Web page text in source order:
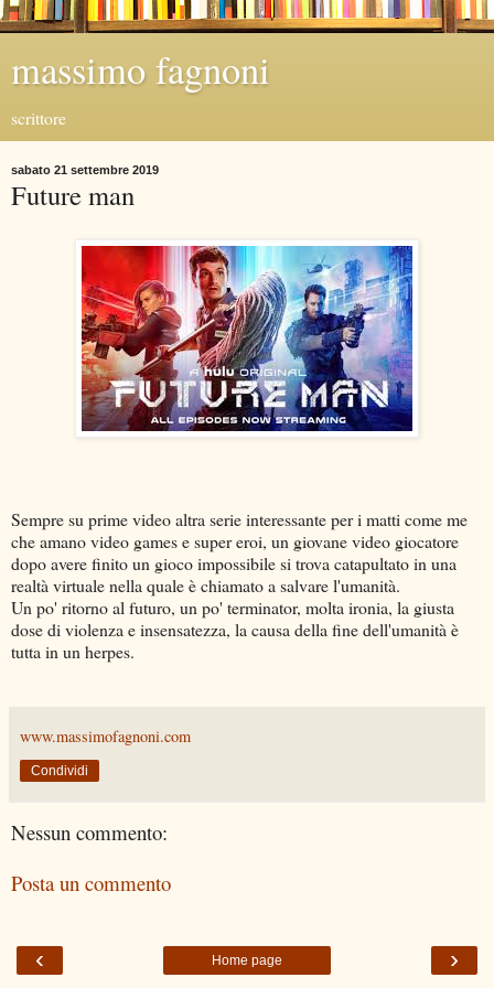
massimo fagnoni
scrittore
sabato 21 settembre 2019
Future man
Sempre su prime video altra serie interessante per i matti come me
che amano video games e super eroi, un giovane video giocatore
dopo avere finito un gioco impossibile si trova catapultato in una
realtà virtuale nella quale è chiamato a salvare l'umanità.
Un po' ritorno al futuro, un po' terminator, molta ironia, la giusta
dose di violenza e insensatezza, la causa della fine dell'umanità è
tutta in un herpes.
www.massimofagnoni.com
Condividi
Nessun commento:
Posta un commento
‹ ›
Home page